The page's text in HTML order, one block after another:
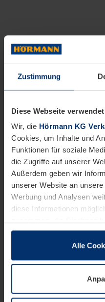
Zustimmung
Diese Webseite
Wir, die Hörmann KG
Cookies, um Inhalte und
Funktionen für soziale
die Zugriffe auf unserer
Außerdem geben wir
unserer Website an
Werbung und Analysen
diese Informationen
sie im Rahmen Ihrer
wenn diese für den
notwendig sind. Für alle
wir Ihre Erlaubnis. Ihre
Alle